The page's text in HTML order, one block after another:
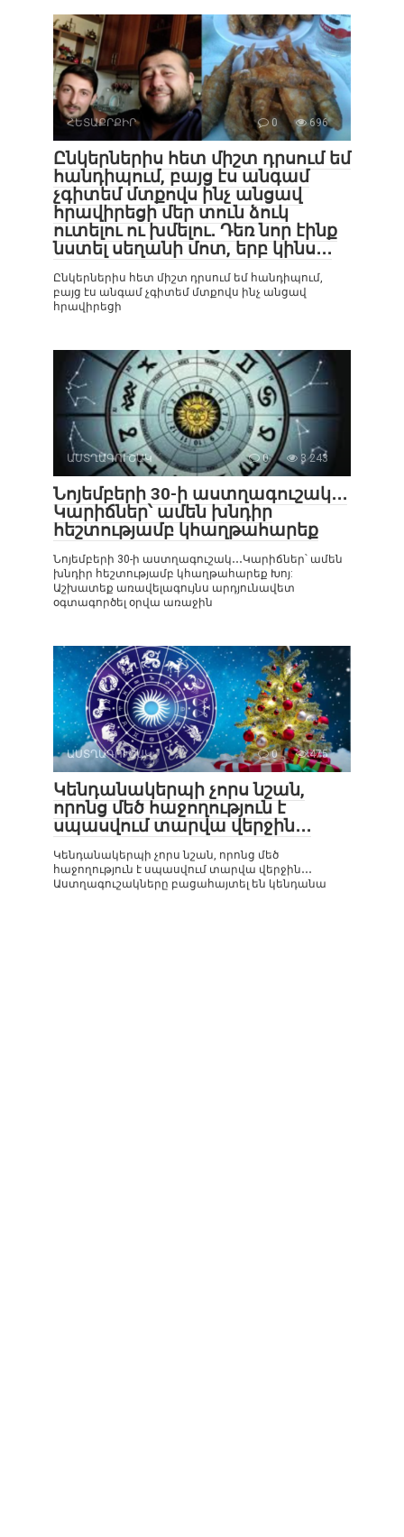
ՀԵՏԱՔՐՔԻՐ 0 696
Ընկերներիս հետ միշտ դրսում եմ
հանդիպում, բայց էս անգամ
չգիտեմ մտքովս ինչ անցավ
հրավիրեցի մեր տուն ձուկ
ուտելու ու խմելու․ Դեռ նոր էինք
նստել սեղանի մոտ, երբ կինս․․․
Ընկերներիս հետ միշտ դրսում եմ հանդիպում,
բայց էս անգամ չգիտեմ մտքովս ինչ անցավ
հրավիրեցի
ԱՍՏՂԱԳՈՒՇԱԿ 0 3 243
Նոյեմբերի 30-ի աստղագուշակ․․․
Կարիճներ՝ ամեն խնդիր
հեշտությամբ կհաղթահարեք
Նոյեմբերի 30-ի աստղագուշակ․․․Կարիճներ՝ ամեն
խնդիր հեշտությամբ կհաղթահարեք Խոյ:
Աշխատեք առավելագույնս արդյունավետ
օգտագործել օրվա առաջին
ԱՍՏՂԱԳՈՒՇԱԿ 0 475
Կենդանակերպի չորս նշան,
որոնց մեծ հաջողություն է
սպասվում տարվա վերջին․․․
Կենդանակերպի չորս նշան, որոնց մեծ
հաջողություն է սպասվում տարվա վերջին․․․
Աստղագուշակները բացահայտել են կենդանա